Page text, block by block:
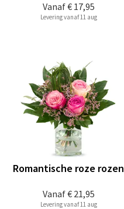
Vanaf€ 17,95
Levering vanaf 11 aug
Vanaf€ 21,95
Romantische roze rozen
Levering vanaf 11 aug